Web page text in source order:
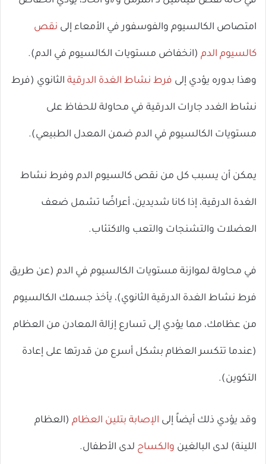
امتصاص الكالسيوم والفوسفور في الأمعاء إلى نقص
كالسيوم الدم (انخفاض مستويات الكالسيوم في الدم).
وهذا بدوره يؤدي إلى فرط نشاط الغدة الدرقية الثانوي (فرط
نشاط الغدد جارات الدرقية في محاولة للحفاظ على
مستويات الكالسيوم في الدم ضمن المعدل الطبيعي).
يمكن أن يسبب كل من نقص كالسيوم الدم وفرط نشاط
الغدة الدرقية، إذا كانا شديدين، أعراضًا تشمل ضعف
العضلات والتشنجات والتعب والاكتئاب.
في محاولة لموازنة مستويات الكالسيوم في الدم (عن طريق
فرط نشاط الغدة الدرقية الثانوي)، يأخذ جسمك الكالسيوم
من عظامك، مما يؤدي إلى تسارع إزالة المعادن من العظام
(عندما تتكسر العظام بشكل أسرع من قدرتها على إعادة
التكوين).
وقد يؤدي ذلك أيضاً إلى الإصابة بتلين العظام (العظام
اللينة) لدى البالغين والكساح لدى الأطفال.